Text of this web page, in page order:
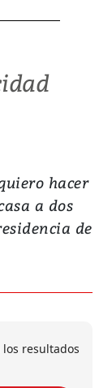
hacer
a dos
de
resultados